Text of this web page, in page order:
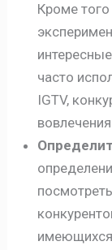
Кроме
часто
IGTV,
имеющихся